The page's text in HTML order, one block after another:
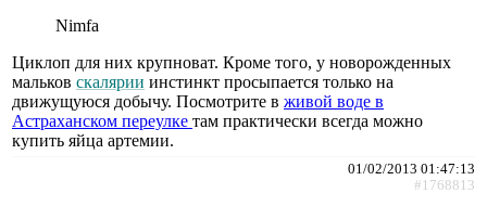
Nimfa
Циклоп для них крупноват. Кроме того, у новорожденных
мальков скалярии инстинкт просыпается только на
движущуюся добычу. Посмотрите в живой воде в
Астраханском переулке там практически всегда можно
купить яйца артемии.
01/02/2013 01:47:13
#1768813